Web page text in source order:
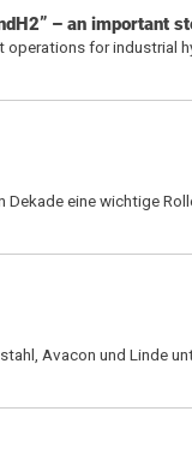
– an important
operations for industrial
eine wichtige
Avacon und Linde